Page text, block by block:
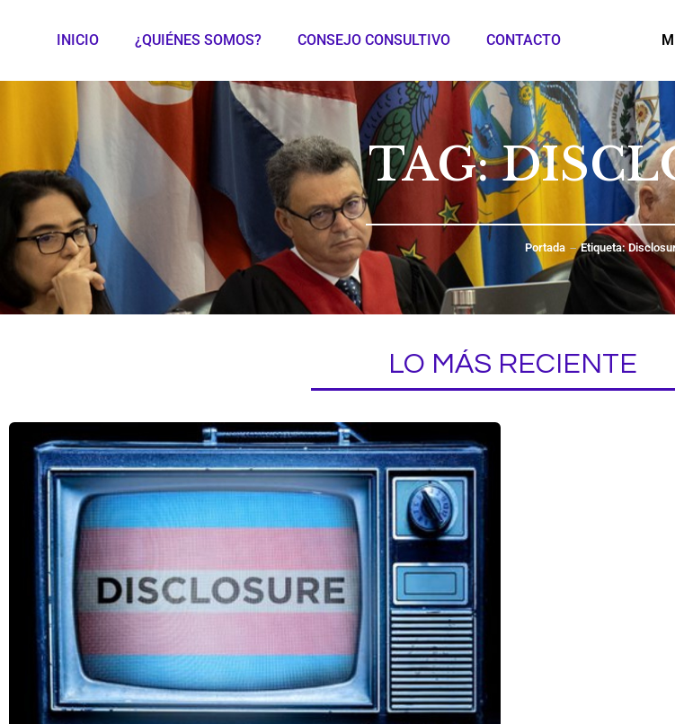
INICIO ¿QUIÉNES SOMOS? CONSEJO CONSULTIVO CONTACTO
TAG:
Portada Etiqueta:
LO MÁS RECIENTE